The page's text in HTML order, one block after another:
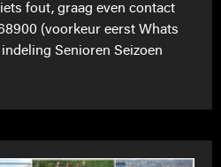
fout, graag even contact
(voorkeur eerst Whats
Senioren Seizoen